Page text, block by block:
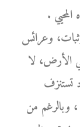
.
وعرائس
الأرض، لا
تستنزف
وبالرغم من